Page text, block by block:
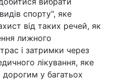
спорту", яке
від таких речей, як
лижного
і затримки через
лікування, яке
у багатьох